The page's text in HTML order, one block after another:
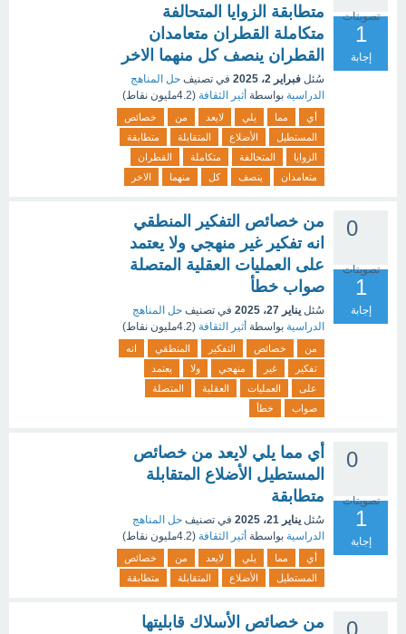
تصويتات
1
إجابة
متطابقة الزوايا المتحالفة
متكاملة القطران متعامدان
القطران ينصف كل منهما الاخر
سُئل فبراير 2، 2025 في تصنيف حل المناهج
الدراسية بواسطة أثير الثقافة (4.2مليون نقاط)
أي مما يلي لايعد من
خصائص
المستطيل
الأضلاع المتقابلة
متطابقة
الزوايا
المتحالفة متكاملة
القطران
متعامدان
ينصف كل منهما الاخر
0
تصويتات
1
إجابة
من خصائص التفكير المنطقي
انه تفكير غير منهجي ولا يعتمد
على العمليات العقلية المتصلة
صواب خطأ
سُئل يناير 27، 2025 في تصنيف حل المناهج
الدراسية بواسطة أثير الثقافة (4.2مليون نقاط)
من خصائص التفكير المنطقي
انه
تفكير
غير منهجي ولا
يعتمد
على
العمليات العقلية
المتصلة
صواب
خطأ
0
تصويتات
1
إجابة
أي مما يلي لايعد من خصائص
المستطيل الأضلاع المتقابلة
متطابقة
سُئل يناير 21، 2025 في تصنيف حل المناهج
الدراسية بواسطة أثير الثقافة (4.2مليون نقاط)
أي مما يلي لايعد من
خصائص
المستطيل
الأضلاع المتقابلة متطابقة
0
من خصائص الأسلاك قابليتها